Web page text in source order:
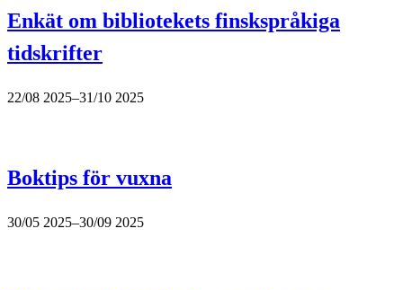
Enkät om bibliotekets finskspråkiga
tidskrifter
22/08 2025–31/10 2025
Boktips för vuxna
30/05 2025–30/09 2025